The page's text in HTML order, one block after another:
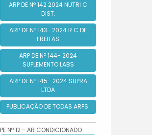
ARP DE Nº 142 2024 NUTRI C
DIST.
ARP DE Nº 143- 2024 R C DE
FREITAS
ARP DE Nº 144- 2024
SUPLEMENTO LABS
ARP DE Nº 145- 2024 SUPRA
LTDA
PUBLICAÇÃO DE TODAS ARPS.
PE Nº 12 - AR CONDICIONADO